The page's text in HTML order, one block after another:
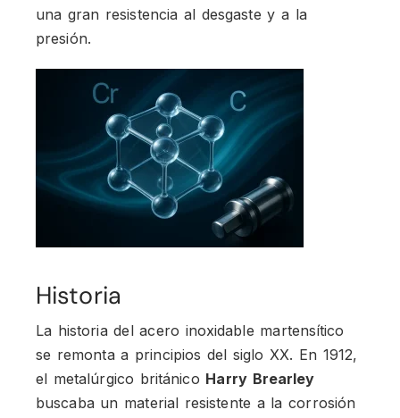
una gran resistencia al desgaste y a la
presión.
Historia
La historia del acero inoxidable martensítico
se remonta a principios del siglo XX. En 1912,
el metalúrgico británico Harry Brearley
buscaba un material resistente a la corrosión